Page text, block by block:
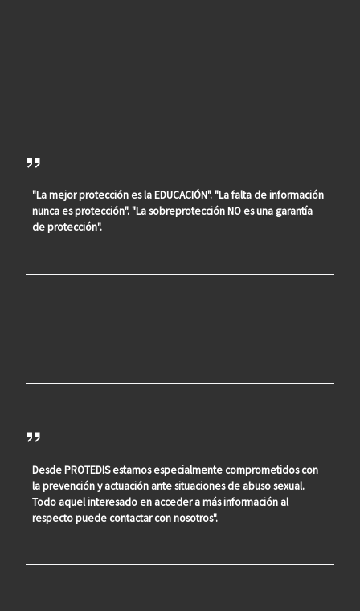
"La mejor protección es la EDUCACIÓN". "La falta de información
nunca es protección". "La sobreprotección NO es una garantía
de protección".
Desde PROTEDIS estamos especialmente comprometidos con
la prevención y actuación ante situaciones de abuso sexual.
Todo aquel interesado en acceder a más información al
respecto puede contactar con nosotros".